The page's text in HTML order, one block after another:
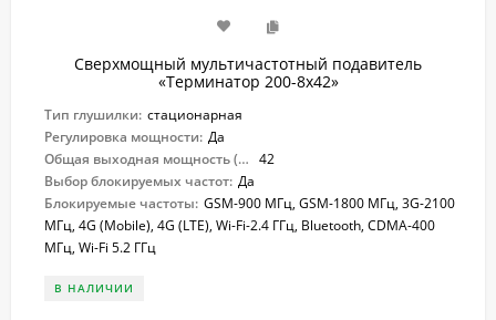
Сверхмощный мультичастотный подавитель
«Терминатор 200-8х42»
Тип глушилки: стационарная
Регулировка мощности: Да
Общая выходная мощность (Вт): 42
Выбор блокируемых частот: Да
Блокируемые частоты: GSM-900 МГц, GSM-1800 МГц, 3G-2100
МГц, 4G (Mobile), 4G (LTE), Wi-Fi-2.4 ГГц, Bluetooth, CDMA-400
МГц, Wi-Fi 5.2 ГГц
В НАЛИЧИИ